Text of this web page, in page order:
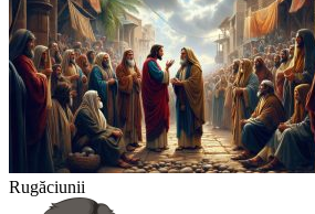
Rugăciunii